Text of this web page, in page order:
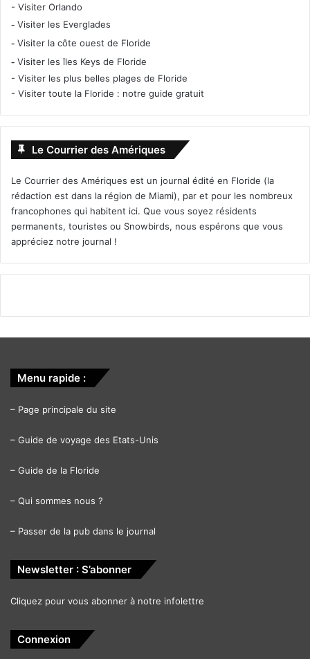
- Visiter Orlando
- Visiter les Everglades
- Visiter la côte ouest de Floride
- Visiter les îles Keys de Floride
- Visiter les plus belles plages de Floride
- Visiter toute la Floride : notre guide gratuit
Le Courrier des Amériques
Le Courrier des Amériques est un journal édité en Floride (la
rédaction est dans la région de Miami), par et pour les nombreux
francophones qui habitent ici. Que vous soyez résidents
permanents, touristes ou Snowbirds, nous espérons que vous
appréciez notre journal !
Menu rapide :
– Page principale du site
– Guide de voyage des Etats-Unis
– Guide de la Floride
– Qui sommes nous ?
– Passer de la pub dans le journal
Newsletter : S’abonner
Cliquez pour vous abonner à notre infolettre
Connexion